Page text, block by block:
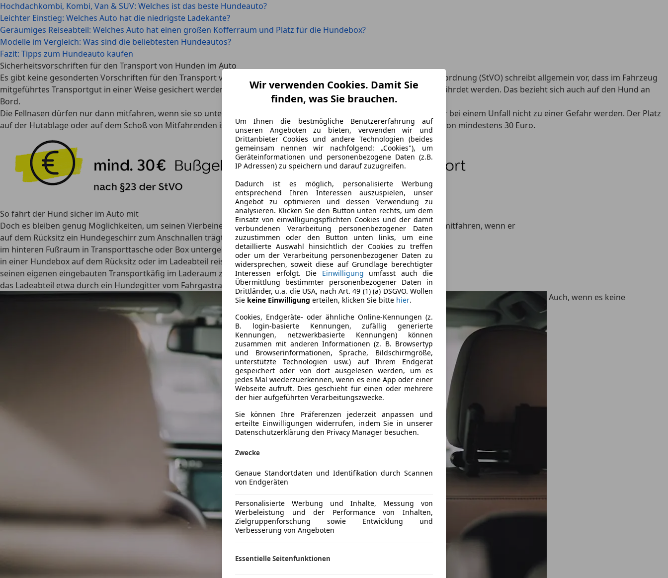
Wir verwenden Cookies. Damit Sie
finden, was Sie brauchen.
Um Ihnen die bestmögliche Benutzererfahrung auf
unseren Angeboten zu bieten, verwenden wir und
Drittanbieter Cookies und andere Technologien (beides
gemeinsam nennen wir nachfolgend: „Cookies"), um
Geräteinformationen und personenbezogene Daten (z.B.
IP Adressen) zu speichern und darauf zuzugreifen.
Dadurch ist es möglich, personalisierte Werbung
entsprechend Ihren Interessen auszuspielen, unser
Angebot zu optimieren und dessen Verwendung zu
analysieren. Klicken Sie den Button unten rechts, um dem
Einsatz von einwilligungspflichten Cookies und der damit
verbundenen Verarbeitung personenbezogener Daten
zuzustimmen oder den Button unten links, um eine
detaillierte Auswahl hinsichtlich der Cookies zu treffen
oder um der Verarbeitung personenbezogener Daten zu
widersprechen, soweit diese auf Grundlage berechtigter
Interessen erfolgt. Die Einwilligung umfasst auch die
Übermittlung bestimmter personenbezogener Daten in
Drittländer, u.a. die USA, nach Art. 49 (1) (a) DSGVO. Wollen
Sie keine Einwilligung erteilen, klicken Sie bitte hier.
Cookies, Endgeräte- oder ähnliche Online-Kennungen (z.
B. login-basierte Kennungen, zufällig generierte
Kennungen, netzwerkbasierte Kennungen) können
zusammen mit anderen Informationen (z. B. Browsertyp
und Browserinformationen, Sprache, Bildschirmgröße,
unterstützte Technologien usw.) auf Ihrem Endgerät
gespeichert oder von dort ausgelesen werden, um es
jedes Mal wiederzuerkennen, wenn es eine App oder einer
Webseite aufruft. Dies geschieht für einen oder mehrere
der hier aufgeführten Verarbeitungszwecke.
Sie können Ihre Präferenzen jederzeit anpassen und
erteilte Einwilligungen widerrufen, indem Sie in unserer
Datenschutzerklärung den Privacy Manager besuchen.
Zwecke
Genaue Standortdaten und Identifikation durch Scannen
von Endgeräten
Personalisierte Werbung und Inhalte, Messung von
Werbeleistung und der Performance von Inhalten,
Zielgruppenforschung sowie Entwicklung und
Verbesserung von Angeboten
Essentielle Seitenfunktionen
Hochdachkombi, Kombi, Van & SUV: Welches ist das beste Hundeauto?
Leichter Einstieg: Welches Auto hat die niedrigste Ladekante?
Geräumiges Reiseabteil: Welches Auto hat einen großen Kofferraum und Platz für die Hundebox?
Modelle im Vergleich: Was sind die beliebtesten Hundeautos?
Fazit: Tipps zum Hundeauto kaufen
Sicherheitsvorschriften für den Transport von Hunden im Auto
Es gibt keine gesonderten Vorschriften für den Transport von Vierbeinern im Auto. Doch der
§23 der Straßenverkehrsordnung (StVO) schreibt allgemein vor, dass im Fahrzeug
mitgeführtes Transportgut in einer Weise gesichert werden muss,dass Mitfahrende und Verkehrssicherheit nicht gefährdet werden. Das bezieht sich auch auf den Hund an
Bord.
Die Fellnasen dürfen nur dann mitfahren, wenn sie so untergebracht werden können, dass sie während der Fahrt oder bei einem Unfall nicht zu einer Gefahr werden. Der Platz
auf der Hutablage oder auf dem Schoß von Mitfahrenden ist also in jedem Fall tabu. Sonst droht einBußgeld in Höhe von mindestens 30 Euro.
So fährt der Hund sicher im Auto mit
Doch es bleiben genug Möglichkeiten, um seinen Vierbeiner vorschriftsmäßig an Bord zu lassen. Der Hund darf etwa mitfahren, wenn er
auf dem Rücksitz ein Hundegeschirr zum Anschnallen trägt oder in einem geschlossenen Hundesitz Platz findet,
im hinteren Fußraum in Transporttasche oder Box untergebracht ist,
in einer Hundebox auf dem Rücksitz oder im Ladeabteil reist,
seinen eigenen eingebauten Transportkäfig im Laderaum zur Verfügung hat,
das Ladeabteil etwa durch ein Hundegitter vom Fahrgastraum abgetrennt ist.
Auch, wenn es keine